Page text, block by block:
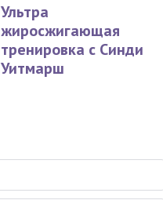
Ультра
жиросжигающая
тренировка с Синди
Уитмарш